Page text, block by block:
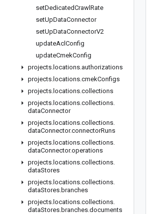
setDedicatedCrawl Rate
setUpDataConnector
setUpDataConnectorV2
updateAcl Config
updateCmekConfig
projects. locations.authorizations
projects. locations.cmekConfigs
projects. locations.collections
projects. locations.collections.
dataConnector
projects. locations.collections.
dataConnector.connectorRuns
projects. locations.collections.
dataConnector.operations
projects. locations.collections.
dataStores
projects. locations.collections.
dataStores.branches
projects. locations.collections.
dataStores.branches.documents